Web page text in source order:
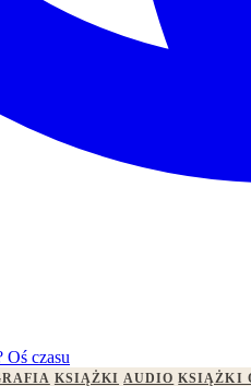
Oś czasu
KSIĄŻKI AUDIO KSIĄŻKI